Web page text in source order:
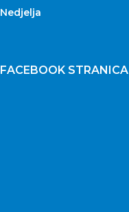
Nedjelja
FACEBOOK STRANICA